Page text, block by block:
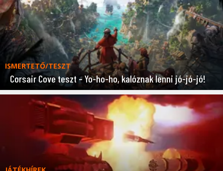
ISMERTETŐ/TESZT
Corsair Cove teszt – Yo-ho-ho, kalóznak lenni jó-jó-jó!